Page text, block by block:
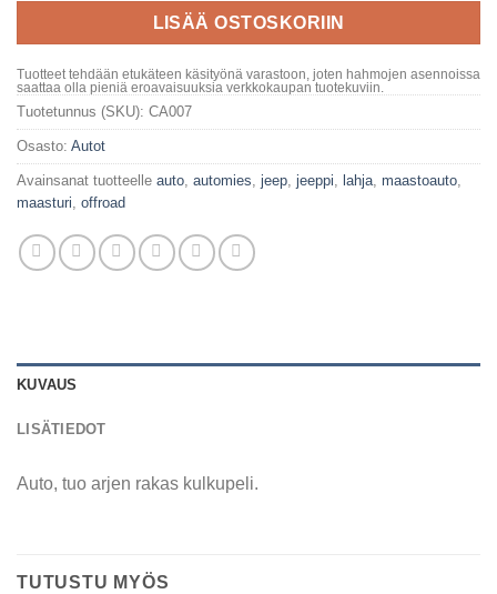
LISÄÄ OSTOSKORIIN
Tuotteet tehdään etukäteen käsityönä varastoon, joten hahmojen asennoissa
saattaa olla pieniä eroavaisuuksia verkkokaupan tuotekuviin.
Tuotetunnus (SKU): CA007
Osasto: Autot
Avainsanat tuotteelle auto, automies, jeep, jeeppi, lahja, maastoauto,
maasturi, offroad
KUVAUS
LISÄTIEDOT
Auto, tuo arjen rakas kulkupeli.
TUTUSTU MYÖS